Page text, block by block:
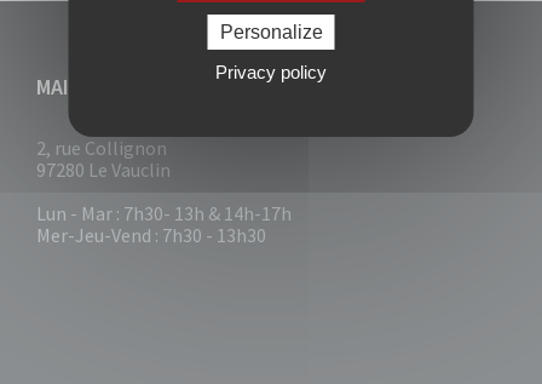
MAIRIE DU VAUCLIN
2, rue Collignon
97280 Le Vauclin
Lun - Mar : 7h30- 13h & 14h-17h
Mer-Jeu-Vend : 7h30 - 13h30
Personalize
Privacy policy